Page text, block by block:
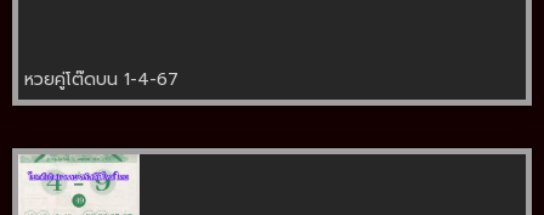
หวยคู่โต๊ดบน 1-4-67